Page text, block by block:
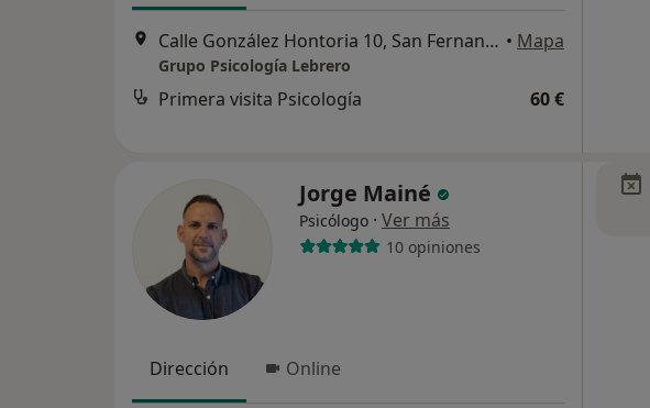
Calle González Hontoria 10, San Fernando • Mapa
Grupo Psicología Lebrero
Primera visita Psicología 60 €
Jorge Mainé
Psicólogo · Ver más
10 opiniones
Dirección Online